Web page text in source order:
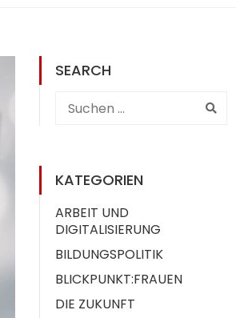
SEARCH
KATEGORIEN
ARBEIT UND
DIGITALISIERUNG
BILDUNGSPOLITIK
BLICKPUNKT:FRAUEN
DIE ZUKUNFT